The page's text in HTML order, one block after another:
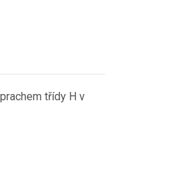
třídy H v